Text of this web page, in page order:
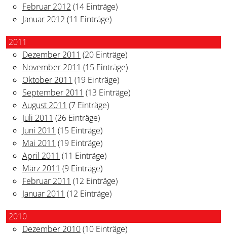
Februar 2012 (14 Einträge)
Januar 2012 (11 Einträge)
2011
Dezember 2011 (20 Einträge)
November 2011 (15 Einträge)
Oktober 2011 (19 Einträge)
September 2011 (13 Einträge)
August 2011 (7 Einträge)
Juli 2011 (26 Einträge)
Juni 2011 (15 Einträge)
Mai 2011 (19 Einträge)
April 2011 (11 Einträge)
März 2011 (9 Einträge)
Februar 2011 (12 Einträge)
Januar 2011 (12 Einträge)
2010
Dezember 2010(10 Einträge)